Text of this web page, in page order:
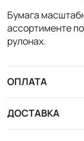
Бумага
ассортименте
рулонах.
ОПЛАТА
ДОСТАВКА